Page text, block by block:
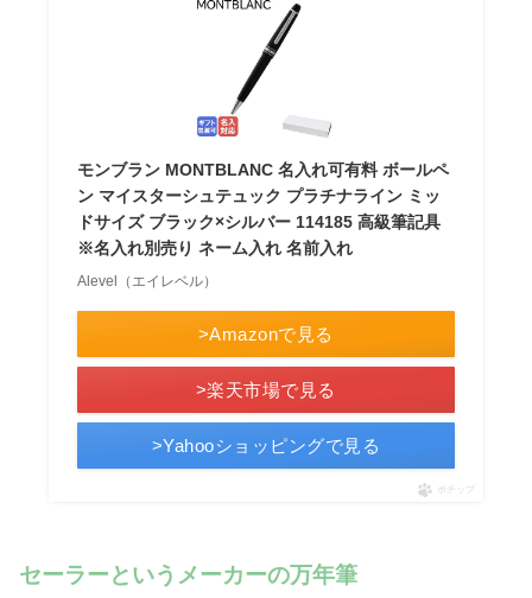
モンブラン MONTBLANC 名入れ可有料 ボールペ
ン マイスターシュテュック プラチナライン ミッ
ドサイズ ブラック×シルバー 114185 高級筆記具
※名入れ別売り ネーム入れ 名前入れ
Alevel（エイレベル）
>Amazonで見る
>楽天市場で見る
>Yahooショッピングで見る
ポチップ
セーラーというメーカーの万年筆